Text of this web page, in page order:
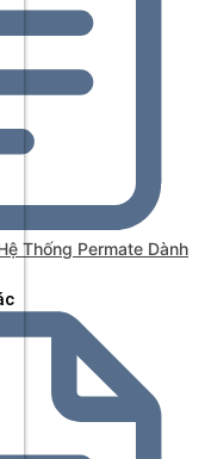
Thống Permate Dành